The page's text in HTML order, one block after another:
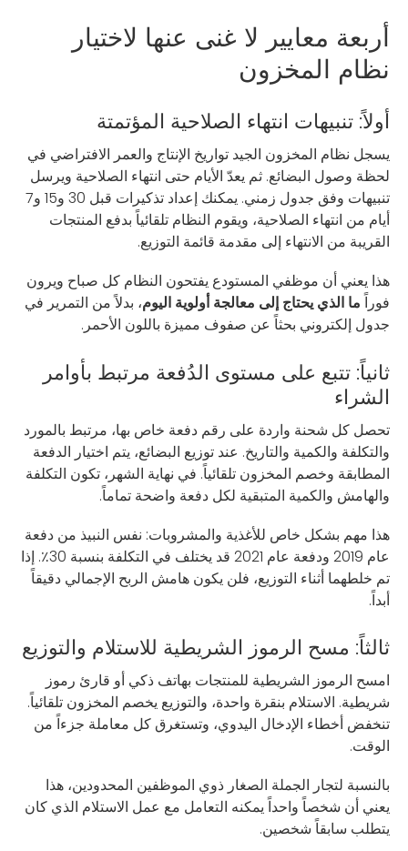
أربعة معايير لا غنى عنها لاختيار
نظام المخزون
أولاً: تنبيهات انتهاء الصلاحية المؤتمتة
يسجل نظام المخزون الجيد تواريخ الإنتاج والعمر الافتراضي في
لحظة وصول البضائع. ثم يعدّ الأيام حتى انتهاء الصلاحية ويرسل
تنبيهات وفق جدول زمني. يمكنك إعداد تذكيرات قبل 30 و15 و7
أيام من انتهاء الصلاحية، ويقوم النظام تلقائياً بدفع المنتجات
القريبة من الانتهاء إلى مقدمة قائمة التوزيع.
هذا يعني أن موظفي المستودع يفتحون النظام كل صباح ويرون
فوراًما الذي يحتاج إلى معالجة أولوية اليوم، بدلاً من التمرير في
جدول إلكتروني بحثاً عن صفوف مميزة باللون الأحمر.
ثانياً: تتبع على مستوى الدُفعة مرتبط بأوامر
الشراء
تحصل كل شحنة واردة على رقم دفعة خاص بها، مرتبط بالمورد
والتكلفة والكمية والتاريخ. عند توزيع البضائع، يتم اختيار الدفعة
المطابقة وخصم المخزون تلقائياً. في نهاية الشهر، تكون التكلفة
والهامش والكمية المتبقية لكل دفعة واضحة تماماً.
هذا مهم بشكل خاص للأغذية والمشروبات: نفس النبيذ من دفعة
عام 2019 ودفعة عام 2021 قد يختلف في التكلفة بنسبة 30٪. إذا
تم خلطهما أثناء التوزيع، فلن يكون هامش الربح الإجمالي دقيقاً
أبداً.
ثالثاً: مسح الرموز الشريطية للاستلام والتوزيع
امسح الرموز الشريطية للمنتجات بهاتف ذكي أو قارئ رموز
شريطية. الاستلام بنقرة واحدة، والتوزيع يخصم المخزون تلقائياً.
تنخفض أخطاء الإدخال اليدوي، وتستغرق كل معاملة جزءاً من
الوقت.
بالنسبة لتجار الجملة الصغار ذوي الموظفين المحدودين، هذا
يعني أن شخصاً واحداً يمكنه التعامل مع عمل الاستلام الذي كان
يتطلب سابقاً شخصين.